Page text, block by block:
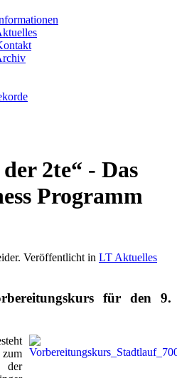
2te“ - Das
Programm
Veröffentlicht in LT Aktuelles
für den 9.
der